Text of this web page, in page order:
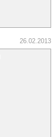
26.02.2013